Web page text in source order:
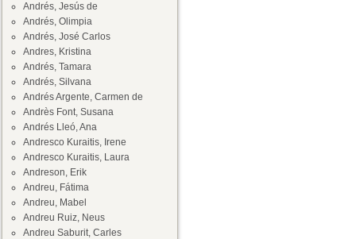
Andrés, Jesús de
Andrés, Olimpia
Andrés, José Carlos
Andres, Kristina
Andrés, Tamara
Andrés, Silvana
Andrés Argente, Carmen de
Andrès Font, Susana
Andrés Lleó, Ana
Andresco Kuraitis, Irene
Andresco Kuraitis, Laura
Andreson, Erik
Andreu, Fátima
Andreu, Mabel
Andreu Ruiz, Neus
Andreu Saburit, Carles